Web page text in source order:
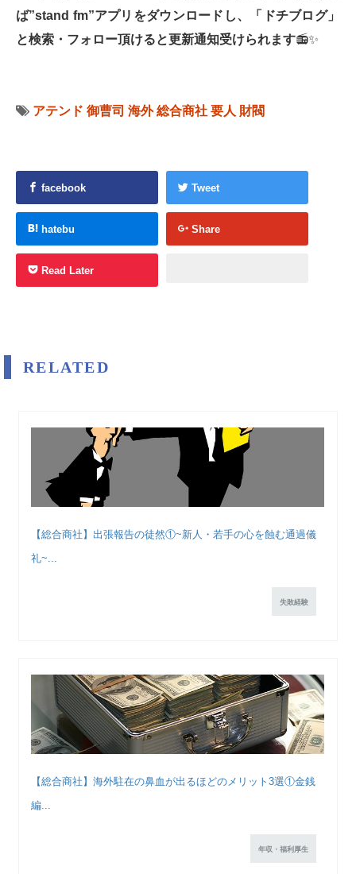
ば”stand fm”アプリをダウンロードし、「ドチブログ」
と検索・フォロー頂けると更新通知受けられます📻✨
アテンド 御曹司 海外 総合商社 要人 財閥
facebook Tweet
hatebu Share
Read Later
RELATED
【総合商社】出張報告の徒然①~新人・若手の心を蝕む通過儀
礼~...
失敗経験
【総合商社】海外駐在の鼻血が出るほどのメリット3選①金銭
編...
年収・福利厚生